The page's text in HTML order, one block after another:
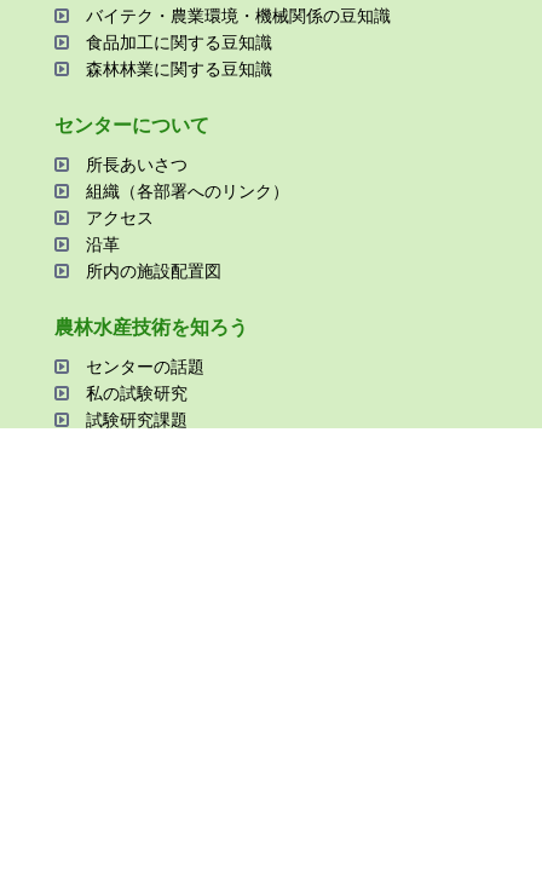
バイテク・農業環境・機械関係の⾖知識
⾷品加⼯に関する⾖知識
森林林業に関する⾖知識
センターについて
所⻑あいさつ
組織（各部署へのリンク）
アクセス
沿⾰
所内の施設配置図
農林⽔産技術を知ろう
センターの話題
私の試験研究
試験研究課題